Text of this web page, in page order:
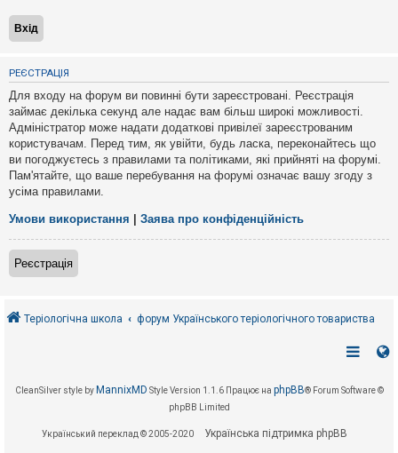
м
и
б
з
в
і
д
п
о
в
і
д
е
й
А
к
т
и
і
РЕЄСТРАЦІЯ
Для входу на форум ви повинні бути зареєстровані. Реєстрація
займає декілька секунд але надає вам більш широкі можливості.
Адміністратор може надати додаткові привілеї зареєстрованим
користувачам. Перед тим, як увійти, будь ласка, переконайтесь що
ви погоджуєтесь з правилами та політиками, які прийняті на форумі.
Пам'ятайте, що ваше перебування на форумі означає вашу згоду з
усіма правилами.
Умови використання Заява про конфіденційність
Реєстрація
Теріологічна школа форум Українського теріологічного товариства
CleanSilver style by MannixMD Style Version 1.1.6 Працює на phpBB® Forum Software ©
phpBB Limited
Український переклад © 2005-2020 Українська підтримка phpBB